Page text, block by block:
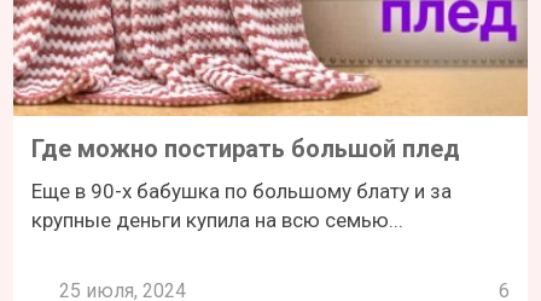
Где можно постирать большой плед
Еще в 90-х бабушка по большому блату и за
крупные деньги купила на всю семью...
25 июля, 2024 6